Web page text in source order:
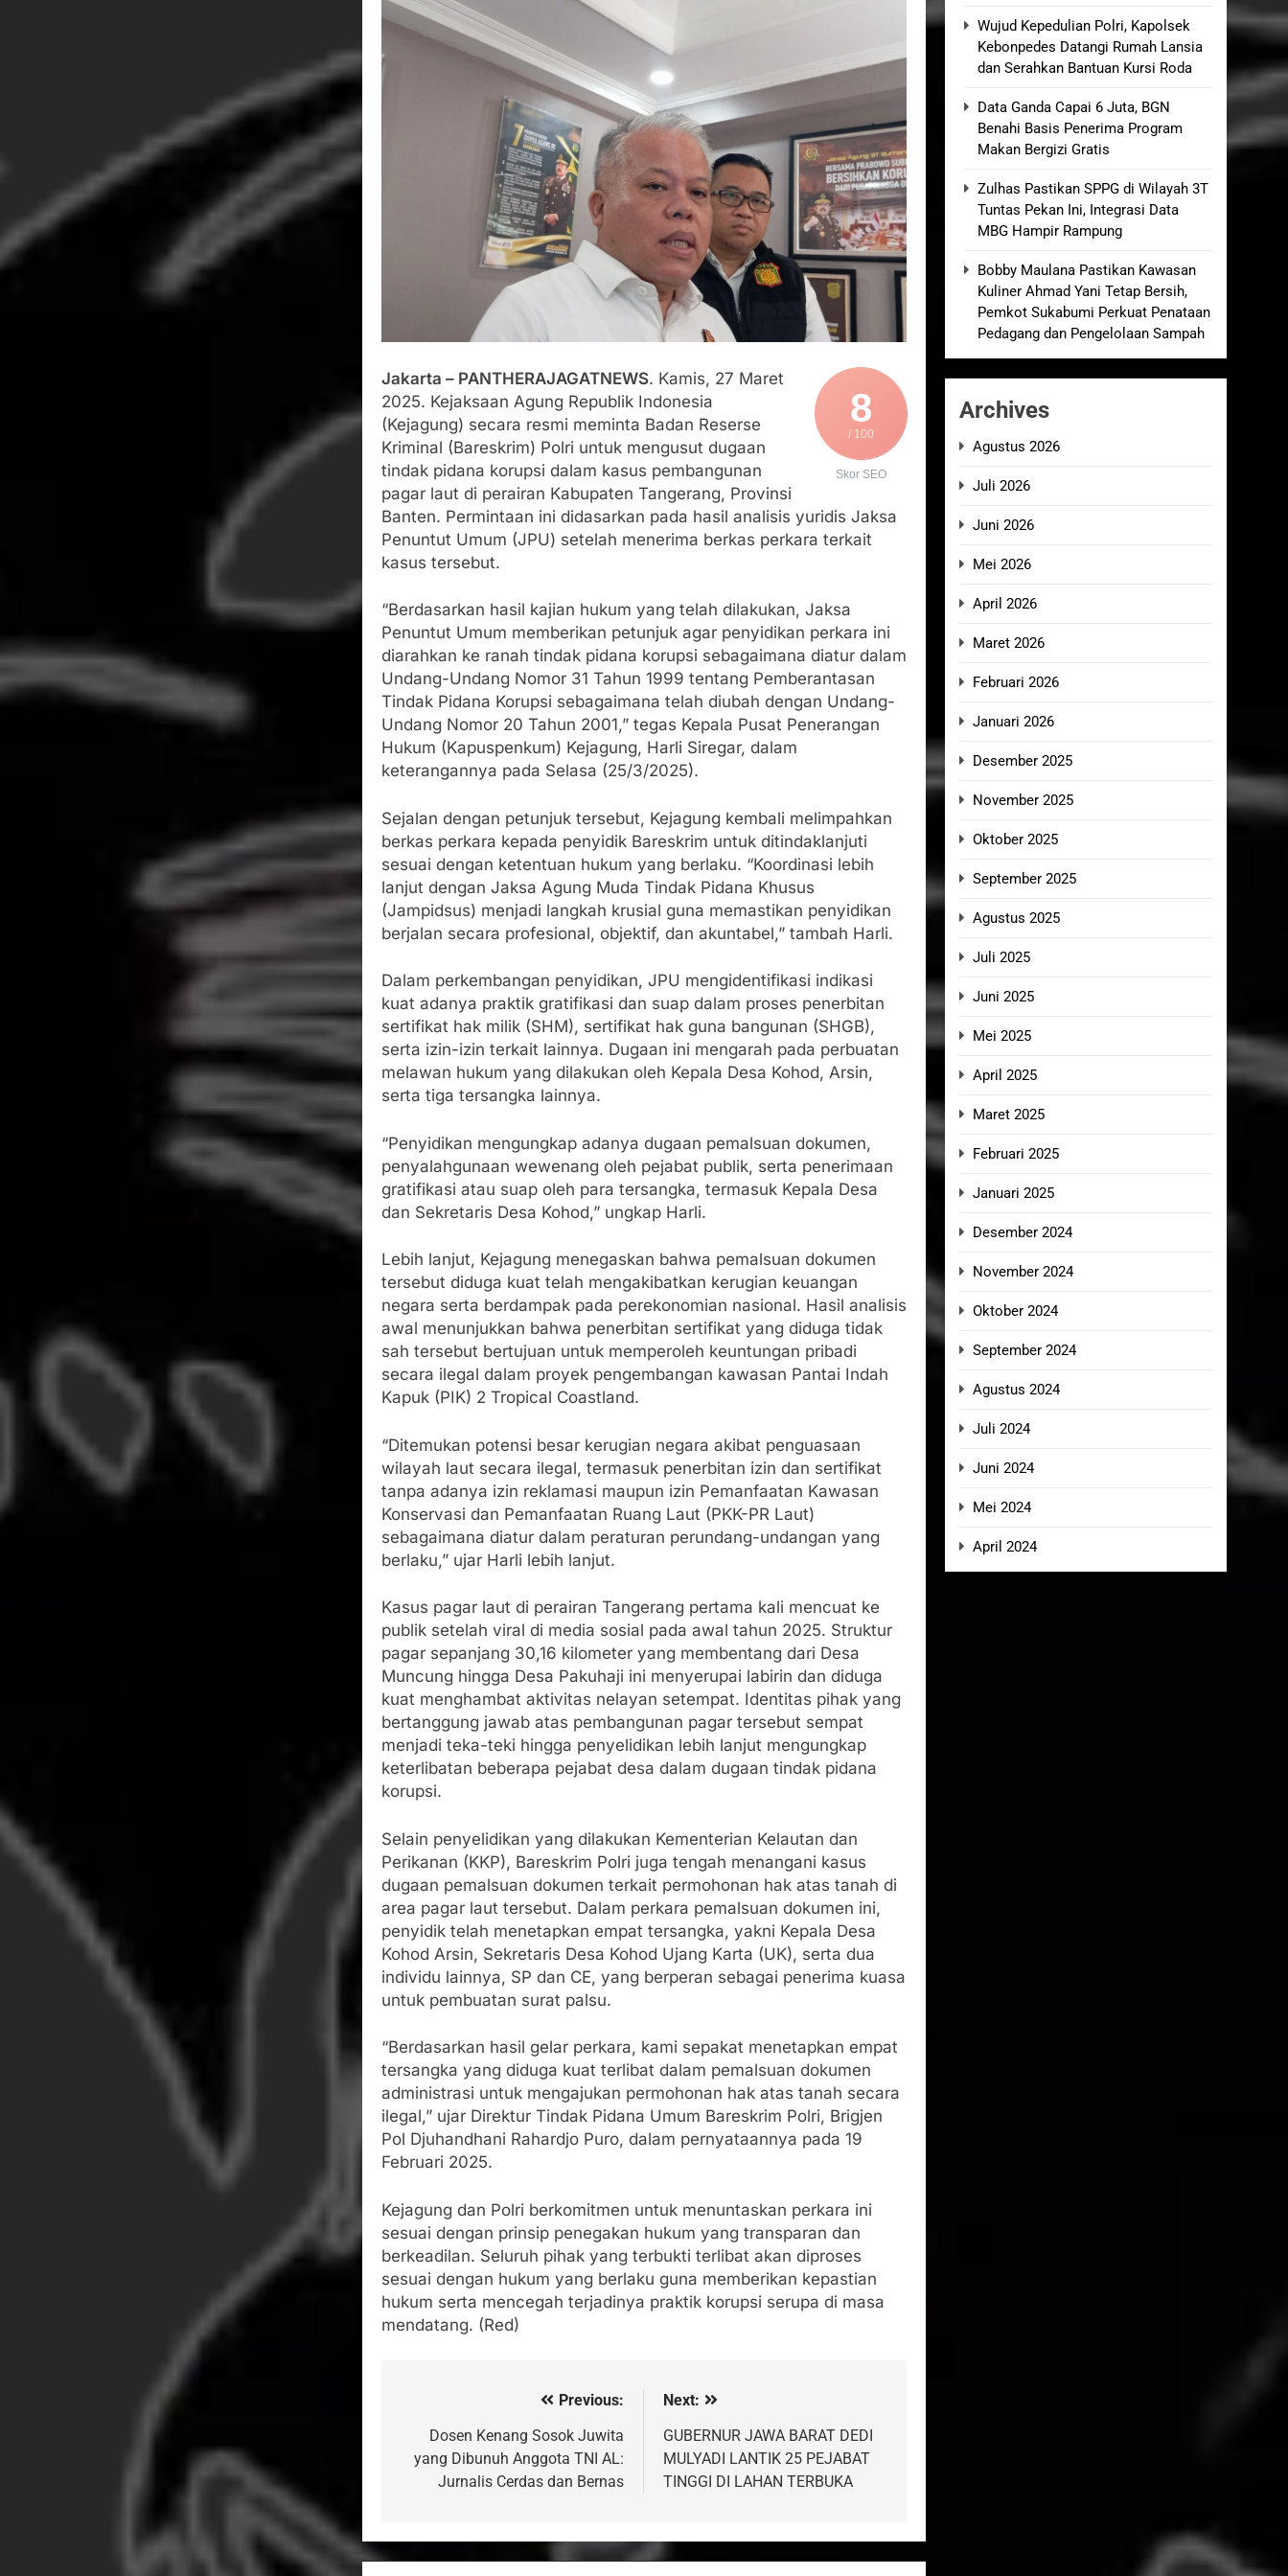
Wujud Kepedulian Polri, Kapolresta Sumenep Koordinasikan dan Berangkatkan Empat Korban Kebakaran KMP Mutiara
Sentosa 2 ke Posko Pusat Tg. Perak Surabaya
Agustus 5, 2026
SMA Negeri Nyalindung Sukabumi Diduga Lakukan Pungutan melalui Komite Sekolah, Disorot karena Dinilai
Bertentangan dengan Edaran Disdik Jabar
Agustus 4, 2026
Ketua Umum FSP Maritim Indonesia Bantah Isu Mogok Nasional TKBM: “Belum Ada Keputusan Resmi”
Agustus 3, 2026
Menjalin Harmoni di Tanah Sukaresmi: Kala Mina Padi, P2L, dan Gotong Royong Menggerakkan Ekonomi Desa
8
/ 100
Skor SEO
Jakarta – PANTHERAJAGATNEWS. Kamis, 27 Maret
2025. Kejaksaan Agung Republik Indonesia
(Kejagung) secara resmi meminta Badan Reserse
Kriminal (Bareskrim) Polri untuk mengusut dugaan
tindak pidana korupsi dalam kasus pembangunan
pagar laut di perairan Kabupaten Tangerang, Provinsi
Banten. Permintaan ini didasarkan pada hasil analisis yuridis Jaksa
Penuntut Umum (JPU) setelah menerima berkas perkara terkait
kasus tersebut.
“Berdasarkan hasil kajian hukum yang telah dilakukan, Jaksa
Penuntut Umum memberikan petunjuk agar penyidikan perkara ini
diarahkan ke ranah tindak pidana korupsi sebagaimana diatur dalam
Undang-Undang Nomor 31 Tahun 1999 tentang Pemberantasan
Tindak Pidana Korupsi sebagaimana telah diubah dengan Undang-
Undang Nomor 20 Tahun 2001,” tegas Kepala Pusat Penerangan
Hukum (Kapuspenkum) Kejagung, Harli Siregar, dalam
keterangannya pada Selasa (25/3/2025).
Sejalan dengan petunjuk tersebut, Kejagung kembali melimpahkan
berkas perkara kepada penyidik Bareskrim untuk ditindaklanjuti
sesuai dengan ketentuan hukum yang berlaku. “Koordinasi lebih
lanjut dengan Jaksa Agung Muda Tindak Pidana Khusus
(Jampidsus) menjadi langkah krusial guna memastikan penyidikan
berjalan secara profesional, objektif, dan akuntabel,” tambah Harli.
Dalam perkembangan penyidikan, JPU mengidentifikasi indikasi
kuat adanya praktik gratifikasi dan suap dalam proses penerbitan
sertifikat hak milik (SHM), sertifikat hak guna bangunan (SHGB),
serta izin-izin terkait lainnya. Dugaan ini mengarah pada perbuatan
melawan hukum yang dilakukan oleh Kepala Desa Kohod, Arsin,
serta tiga tersangka lainnya.
“Penyidikan mengungkap adanya dugaan pemalsuan dokumen,
penyalahgunaan wewenang oleh pejabat publik, serta penerimaan
gratifikasi atau suap oleh para tersangka, termasuk Kepala Desa
dan Sekretaris Desa Kohod,” ungkap Harli.
Lebih lanjut, Kejagung menegaskan bahwa pemalsuan dokumen
tersebut diduga kuat telah mengakibatkan kerugian keuangan
negara serta berdampak pada perekonomian nasional. Hasil analisis
awal menunjukkan bahwa penerbitan sertifikat yang diduga tidak
sah tersebut bertujuan untuk memperoleh keuntungan pribadi
secara ilegal dalam proyek pengembangan kawasan Pantai Indah
Kapuk (PIK) 2 Tropical Coastland.
“Ditemukan potensi besar kerugian negara akibat penguasaan
wilayah laut secara ilegal, termasuk penerbitan izin dan sertifikat
tanpa adanya izin reklamasi maupun izin Pemanfaatan Kawasan
Konservasi dan Pemanfaatan Ruang Laut (PKK-PR Laut)
sebagaimana diatur dalam peraturan perundang-undangan yang
berlaku,” ujar Harli lebih lanjut.
Kasus pagar laut di perairan Tangerang pertama kali mencuat ke
publik setelah viral di media sosial pada awal tahun 2025. Struktur
pagar sepanjang 30,16 kilometer yang membentang dari Desa
Muncung hingga Desa Pakuhaji ini menyerupai labirin dan diduga
kuat menghambat aktivitas nelayan setempat. Identitas pihak yang
bertanggung jawab atas pembangunan pagar tersebut sempat
menjadi teka-teki hingga penyelidikan lebih lanjut mengungkap
keterlibatan beberapa pejabat desa dalam dugaan tindak pidana
korupsi.
Selain penyelidikan yang dilakukan Kementerian Kelautan dan
Perikanan (KKP), Bareskrim Polri juga tengah menangani kasus
dugaan pemalsuan dokumen terkait permohonan hak atas tanah di
area pagar laut tersebut. Dalam perkara pemalsuan dokumen ini,
penyidik telah menetapkan empat tersangka, yakni Kepala Desa
Kohod Arsin, Sekretaris Desa Kohod Ujang Karta (UK), serta dua
individu lainnya, SP dan CE, yang berperan sebagai penerima kuasa
untuk pembuatan surat palsu.
“Berdasarkan hasil gelar perkara, kami sepakat menetapkan empat
tersangka yang diduga kuat terlibat dalam pemalsuan dokumen
administrasi untuk mengajukan permohonan hak atas tanah secara
ilegal,” ujar Direktur Tindak Pidana Umum Bareskrim Polri, Brigjen
Pol Djuhandhani Rahardjo Puro, dalam pernyataannya pada 19
Februari 2025.
Kejagung dan Polri berkomitmen untuk menuntaskan perkara ini
sesuai dengan prinsip penegakan hukum yang transparan dan
berkeadilan. Seluruh pihak yang terbukti terlibat akan diproses
sesuai dengan hukum yang berlaku guna memberikan kepastian
hukum serta mencegah terjadinya praktik korupsi serupa di masa
mendatang. (Red)
pos
Previous:
Dosen Kenang Sosok Juwita
yang Dibunuh Anggota TNI AL:
Jurnalis Cerdas dan Bernas
Next:
GUBERNUR JAWA BARAT DEDI
MULYADI LANTIK 25 PEJABAT
TINGGI DI LAHAN TERBUKA
Wujud Kepedulian Polri, Kapolsek
Kebonpedes Datangi Rumah Lansia
dan Serahkan Bantuan Kursi Roda
Data Ganda Capai 6 Juta, BGN
Benahi Basis Penerima Program
Makan Bergizi Gratis
Zulhas Pastikan SPPG di Wilayah 3T
Tuntas Pekan Ini, Integrasi Data
MBG Hampir Rampung
Bobby Maulana Pastikan Kawasan
Kuliner Ahmad Yani Tetap Bersih,
Pemkot Sukabumi Perkuat Penataan
Pedagang dan Pengelolaan Sampah
Archives
Agustus 2026
Juli 2026
Juni 2026
Mei 2026
April 2026
Maret 2026
Februari 2026
Januari 2026
Desember 2025
November 2025
Oktober 2025
September 2025
Agustus 2025
Juli 2025
Juni 2025
Mei 2025
April 2025
Maret 2025
Februari 2025
Januari 2025
Desember 2024
November 2024
Oktober 2024
September 2024
Agustus 2024
Juli 2024
Juni 2024
Mei 2024
April 2024